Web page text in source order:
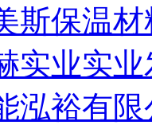
斯保温
实业实
泓裕有